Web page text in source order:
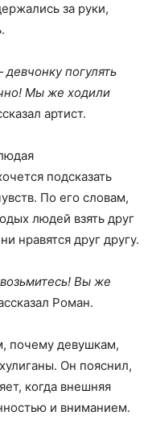
за руки,
погулять
Мы же ходили
артист.
подсказать
По его словам,
людей взять друг
нравятся друг другу.
Вы же
Роман.
почему девушкам,
Он пояснил,
когда внешняя
и вниманием.